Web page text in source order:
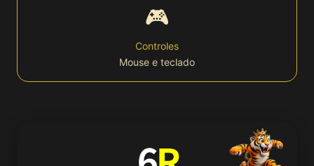
Bet
Win
📱 Download
🎮
Controles
Mouse e teclado